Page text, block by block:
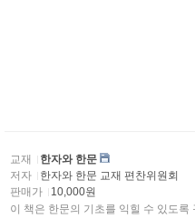
교재
한자와 한문
저자
한자와 한문 교재 편찬위원회
판매가
10,000원
이 책은 한문의 기초를 익힐 수 있도